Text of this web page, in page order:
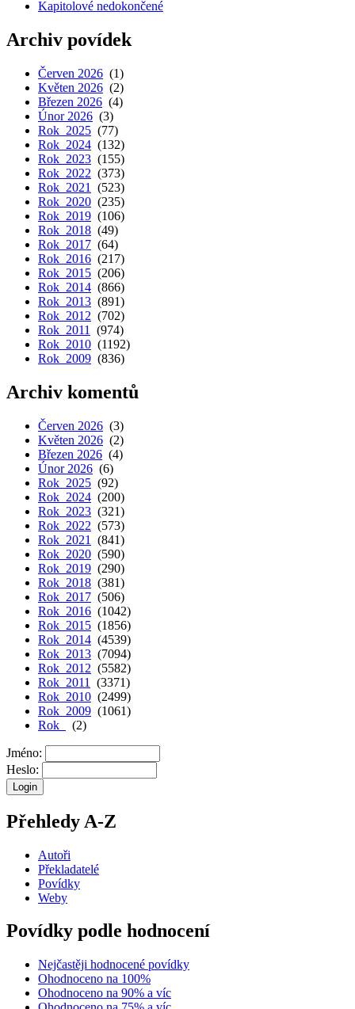
Kapitolové nedokončené
Archiv povídek
Červen 2026 (1)
Květen 2026 (2)
Březen 2026 (4)
Únor 2026 (3)
Rok 2025 (77)
Rok 2024 (132)
Rok 2023 (155)
Rok 2022 (373)
Rok 2021
(523)
Rok 2020 (235)
Rok 2019 (106)
Rok 2018 (49)
Rok 2017 (64)
Rok 2016 (217)
Rok 2015 (206)
Rok 2014 (866)
Rok 2013 (891)
Rok 2012 (702)
Rok 2011
(974)
Rok 2010 (1192)
Rok 2009 (836)
Archiv komentů
Červen 2026 (3)
Květen 2026 (2)
Březen 2026 (4)
Únor 2026 (6)
Rok 2025 (92)
Rok 2024 (200)
Rok 2023 (321)
Rok 2022 (573)
Rok 2021
(841)
Rok 2020 (590)
Rok 2019 (290)
Rok 2018 (381)
Rok 2017 (506)
Rok 2016 (1042)
Rok 2015 (1856)
Rok 2014 (4539)
Rok 2013 (7094)
Rok 2012 (5582)
Rok 2011
(3371)
Rok 2010 (2499)
Rok 2009 (1061)
Rok
(2)
Jméno:
Heslo:
Přehledy A-Z
Autoři
Překladatelé
Povídky
Weby
Povídky podle hodnocení
Nejčastěji hodnocené povídky
Ohodnoceno na 100%
Ohodnoceno na 90% a víc